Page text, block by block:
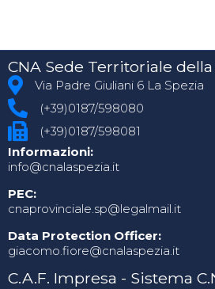
CNA Sede Territoriale della
Via Padre Giuliani 6 La Spezia
(+39)0187/598080
(+39)0187/598081
Informazioni:
info@cnalaspezia.it
PEC:
cnaprovinciale.sp@legalmail.it
Data Protection Officer:
giacomo.fiore@cnalaspezia.it
C.A.F. Impresa - Sistema